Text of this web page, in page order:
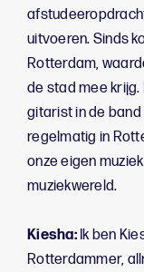
uitvoeren. Sinds
Rotterdam,
de stad mee
gitarist in de
regelmatig in
onze eigen
muziekwereld.
Kiesha:Ik ben
Rotterdammer,